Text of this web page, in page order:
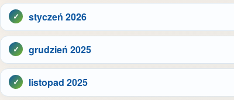
styczeń 2026
grudzień 2025
listopad 2025